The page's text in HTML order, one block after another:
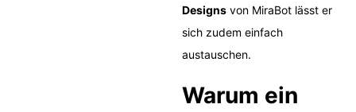
Designsvon MiraBot lässt er
sich zudem einfach
austauschen.
Warum ein